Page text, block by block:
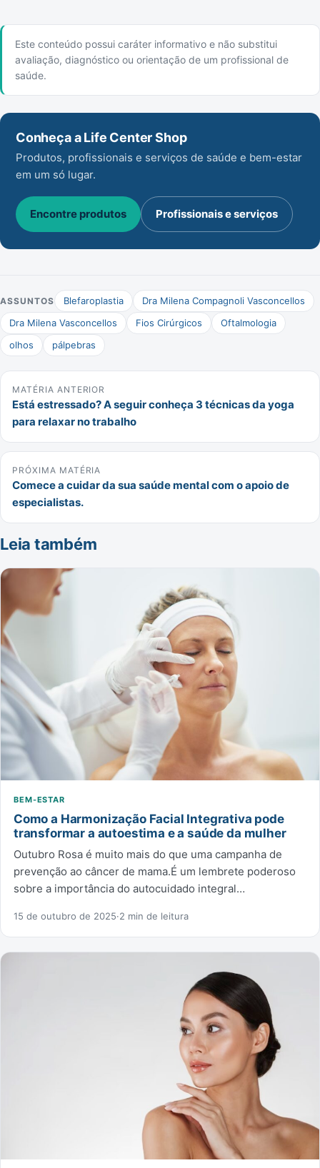
Este conteúdo possui caráter informativo e não substitui
avaliação, diagnóstico ou orientação de um profissional de
saúde.
Conheça a Life Center Shop
Produtos, profissionais e serviços de saúde e bem-estar
em um só lugar.
Encontre produtos Profissionais e serviços
ASSUNTOS Blefaroplastia
Dra Milena Compagnoli Vasconcellos
Dra Milena Vasconcellos
Fios Cirúrgicos
Oftalmologia
olhos
pálpebras
MATÉRIA ANTERIOR
Está estressado? A seguir conheça 3 técnicas da yoga
para relaxar no trabalho
PRÓXIMA MATÉRIA
Comece a cuidar da sua saúde mental com o apoio de
especialistas.
Leia também
BEM-ESTAR
Como a Harmonização Facial Integrativa pode
transformar a autoestima e a saúde da mulher
Outubro Rosa é muito mais do que uma campanha de
prevenção ao câncer de mama.É um lembrete poderoso
sobre a importância do autocuidado integral…
15 de outubro de 2025·2 min de leitura